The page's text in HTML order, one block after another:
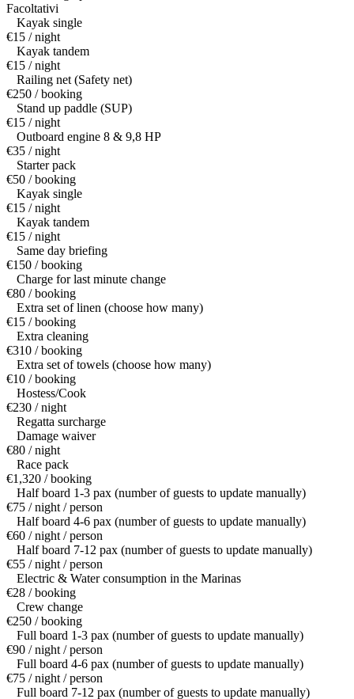
Facoltativi
Kayak single
€15 / night
Kayak tandem
€15 / night
Railing net (Safety net)
€250 / booking
Stand up paddle (SUP)
€15 / night
Outboard engine 8 & 9,8 HP
€35 / night
Starter pack
€50 / booking
Kayak single
€15 / night
Kayak tandem
€15 / night
Same day briefing
€150 / booking
Charge for last minute change
€80 / booking
Extra set of linen (choose how many)
€15 / booking
Extra cleaning
€310 / booking
Extra set of towels (choose how many)
€10 / booking
Hostess/Cook
€230 / night
Regatta surcharge
Damage waiver
€80 / night
Race pack
€1,320 / booking
Half board 1-3 pax (number of guests to update manually)
€75 / night / person
Half board 4-6 pax (number of guests to update manually)
€60 / night / person
Half board 7-12 pax (number of guests to update manually)
€55 / night / person
Electric & Water consumption in the Marinas
€28 / booking
Crew change
€250 / booking
Full board 1-3 pax (number of guests to update manually)
€90 / night / person
Full board 4-6 pax (number of guests to update manually)
€75 / night / person
Full board 7-12 pax (number of guests to update manually)